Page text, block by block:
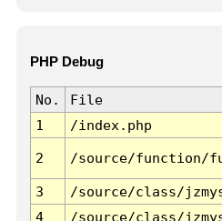
PHP Debug
No. File
1
/index.php
2 /source/function/
3 /source/class/
4
/source/class/